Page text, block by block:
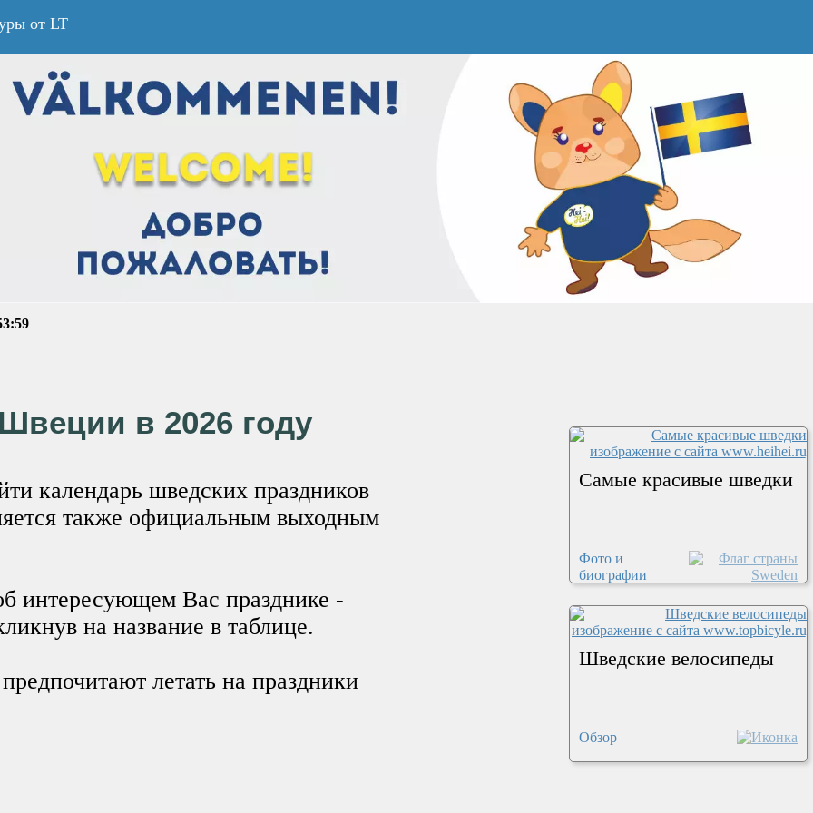
от LT
в 2026 году
календарь шведских праздников
также официальным выходным
интересующем Вас празднике -
на название в таблице.
летать на праздники
Самые красивые шведки
Фото и
биографии
Шведские велосипеды
Обзор